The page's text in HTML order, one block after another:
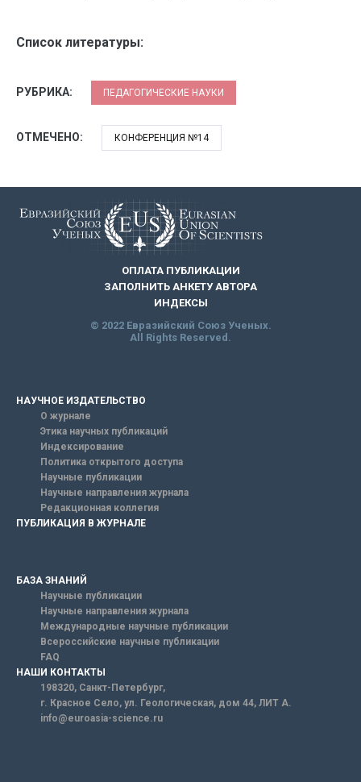
Список литературы:
РУБРИКА: ПЕДАГОГИЧЕСКИЕ НАУКИ
ОТМЕЧЕНО: КОНФЕРЕНЦИЯ №14
ОПЛАТА ПУБЛИКАЦИИ
ЗАПОЛНИТЬ АНКЕТУ АВТОРА
ИНДЕКСЫ
© 2022 Евразийский Союз Ученых.
All Rights Reserved.
НАУЧНОЕ ИЗДАТЕЛЬСТВО
О журнале
Этика научных публикаций
Индексирование
Политика открытого доступа
Научные публикации
Научные направления журнала
Редакционная коллегия
ПУБЛИКАЦИЯ В ЖУРНАЛЕ
БАЗА ЗНАНИЙ
Научные публикации
Научные направления журнала
Международные научные публикации
Всероссийские научные публикации
FAQ
НАШИ КОНТАКТЫ
198320, Санкт-Петербург,
г. Красное Село, ул. Геологическая, дом 44, ЛИТ А.
info@euroasia-science.ru